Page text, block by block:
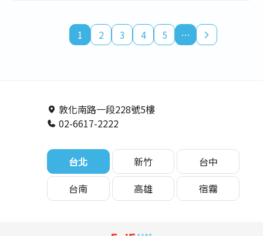
1 2 3 4 5 …
台北 新竹
台中
台南
高雄 宿霧
02-6617-2222
敦化南路一段228號5樓